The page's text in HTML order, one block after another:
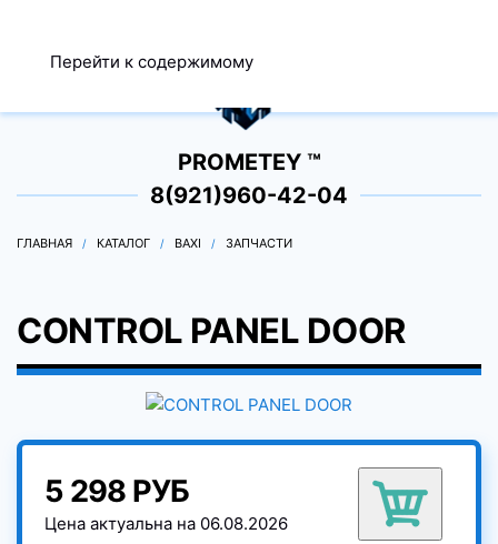
Перейти к содержимому
0
PROMETEY ™
8(921)960-42-04
ГЛАВНАЯ КАТАЛОГ BAXI ЗАПЧАСТИ
CONTROL PANEL DOOR
5 298 РУБ
Цена актуальна на 06.08.2026